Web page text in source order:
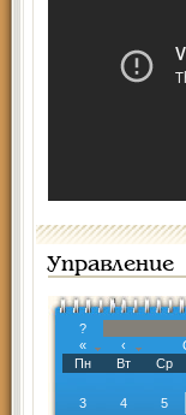
Управление
?
«
‹
Пн
Вт Ср
3
4 5